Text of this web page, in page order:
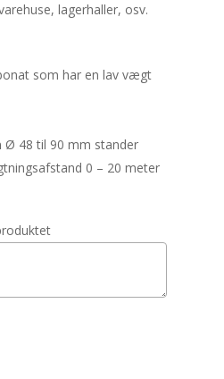
lagerhaller, osv.
som har en lav vægt
Ø 48 til 90 mm stander
0 – 20 meter